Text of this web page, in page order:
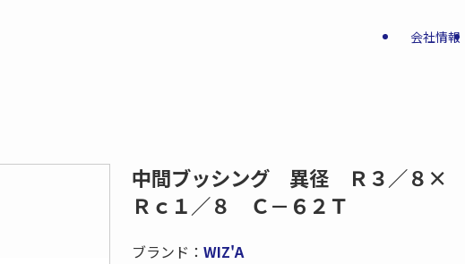
会社情報
中間ブッシング 異径 Ｒ３／８×
Ｒｃ１／８ Ｃ－６２Ｔ
ブランド：WIZ'A